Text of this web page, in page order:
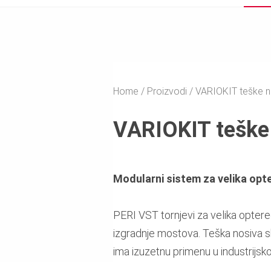
Home Proizvodi VARIOKIT teške
VARIOKIT
Modularni sistem za velika
PERI VST tornjevi za velika
izgradnje mostova. Teška nosiva
ima izuzetnu primenu u